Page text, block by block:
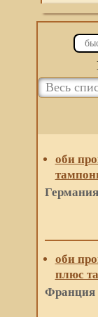
оби
Германия
оби
плюс
Франция